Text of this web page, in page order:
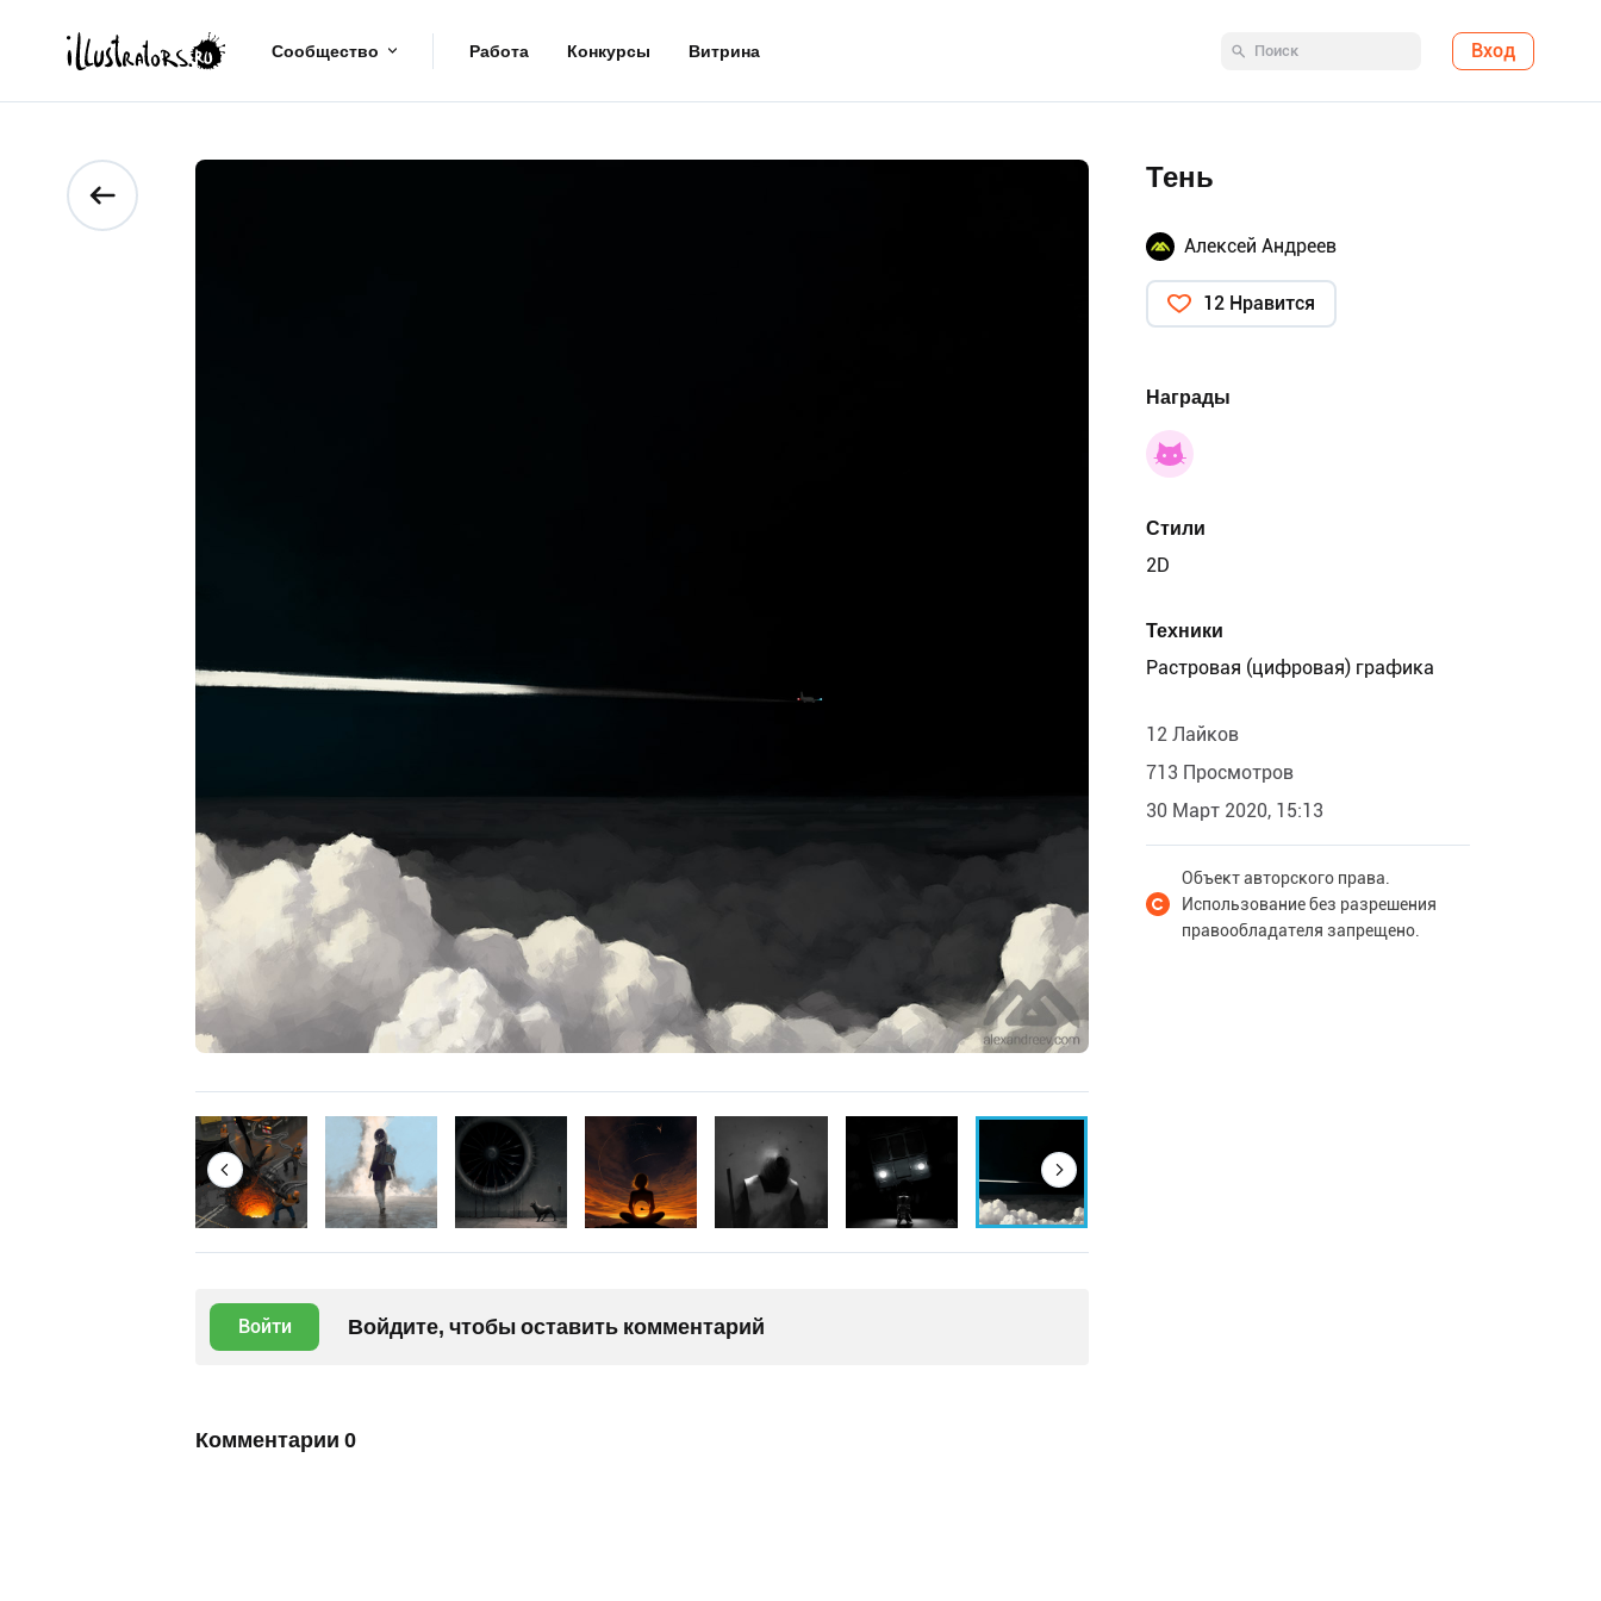
Сообщество Работа Конкурсы Витрина Вход
Войти Войдите, чтобы оставить комментарий
Комментарии 0
Тень
Алексей Андреев
12 Нравится
Награды
Стили
2D
Техники
Растровая (цифровая) графика
12 Лайков
713 Просмотров
30 Март 2020, 15:13
Объект авторского права.
Использование без разрешения
правообладателя запрещено.